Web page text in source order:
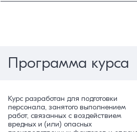
Программа курса
Курс разработан для подготовки
персонала, занятого выполнением
работ, связанных с воздействием
вредных и (или) опасных